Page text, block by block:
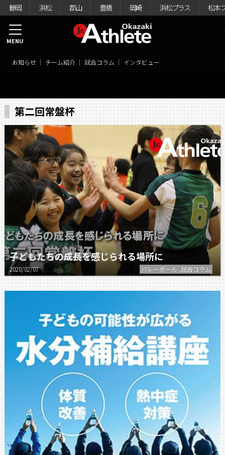
静岡 浜松 郡山 豊橋 岡崎 浜松プラス 松本
お知らせ チーム紹介 試合コラム インタビュー
MENU
第二回常盤杯
子どもたちの成長を感じられる場所に
2020/02/07 バレーボール ,試合コラム